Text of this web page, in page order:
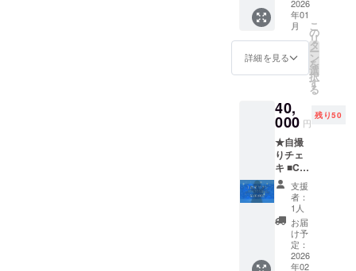
をメー
ルにて
送付さ
ただき
ます
テキス
トでの
掲載と
す ※プ
ラン購
ず備考
欄に掲
載を希
望され
るお名
前をご
記入く
ださい
※ローカ
ライズ
ボイス
メッ
セージ
所：東
京都内
のBBQ
会場
（クラ
グ終了
後、会
をして
お知ら
せいた
しま
す） ・
支援者
様の交
通費や
滞在費
は各自
日程：
調整の
上決
定 時
間は会
よるた
め場所
ととも
にクラ
ウド
ファン
ディン
グ終了
後にお
知らせ
いたし
ます。
・場
ち衣
装）で
スタジ
オで撮
影 ・ぷ
おぷお
の手持
の中か
らお好
きなも
のを選
んでい
ただ
き、ス
タジオ
でその
衣装で
の撮影
をして
いただ
2026
年01
月
詳細を見る
こ
の
リ
タ
ー
ン
を
選
択
す
る
40,
000 円
残り50
★自撮
りチェ
キ ■CF
経過報
告 ■共
通あり
がとう
ボイス
■サイン
入りKV
支援
者：
1人
お届
け予
定：
2026
年02